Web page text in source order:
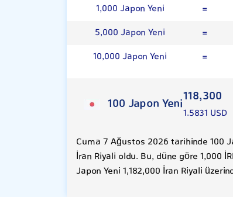
1,000 Japon Yeni
=
5,000 Japon Yeni
=
10,000 Japon Yeni
=
100 Japon Yeni118,300
1.5831 USD
Cuma 7 Ağustos 2026 tarihinde 100
İran Riyali oldu. Bu, düne göre 1,000
Japon Yeni 1,182,000 İran Riyali